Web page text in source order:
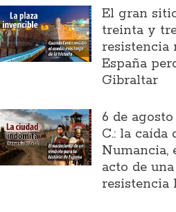
El gran
treinta y
resistencia
España
Gibraltar
6 de agosto
C.: la caída
Numancia,
acto de una
resistencia